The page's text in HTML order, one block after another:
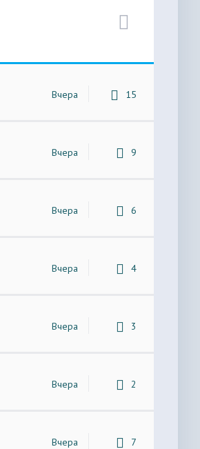
Вчера 15
Вчера 9
Вчера 6
Вчера 4
Вчера 3
Вчера 2
Вчера 7